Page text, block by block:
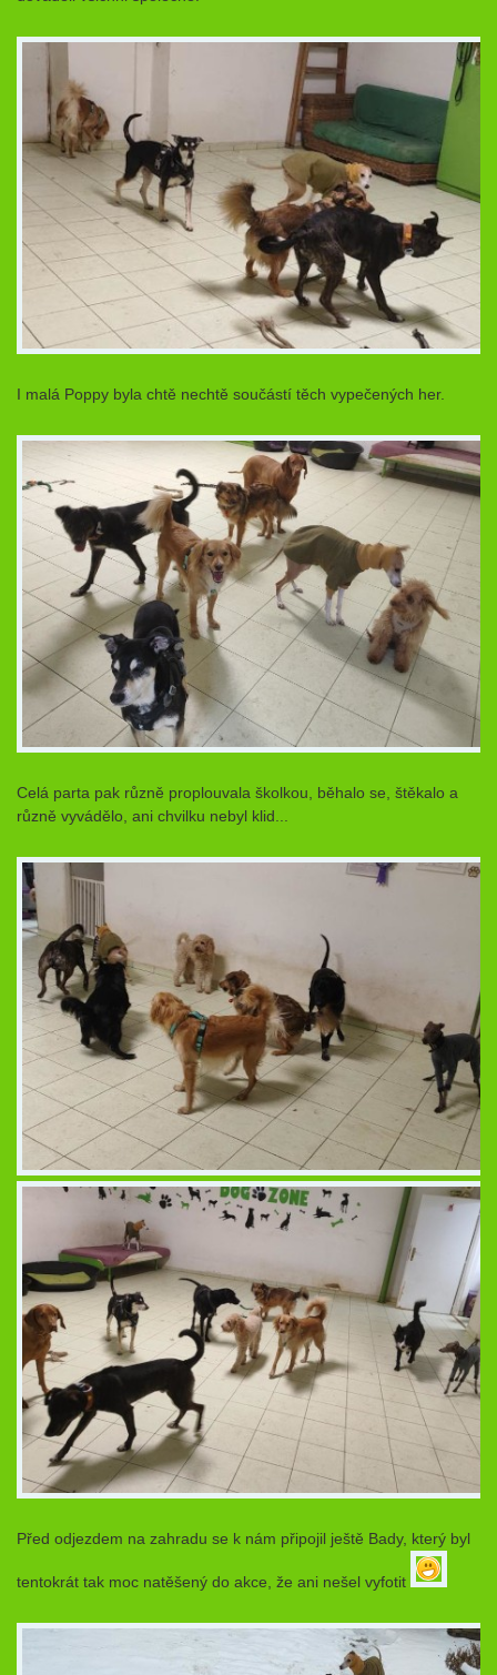
I malá Poppy byla chtě nechtě součástí těch vypečených her.
Celá parta pak různě proplouvala školkou, běhalo se, štěkalo a
různě vyvádělo, ani chvilku nebyl klid...
Před odjezdem na zahradu se k nám připojil ještě Bady, který byl
tentokrát tak moc natěšený do akce, že ani nešel vyfotit